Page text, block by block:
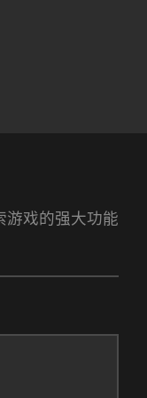
游戏的强大功能